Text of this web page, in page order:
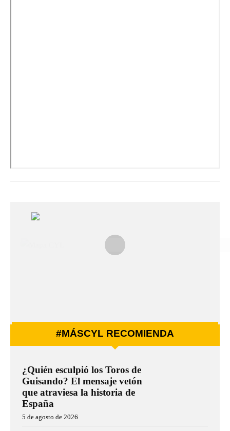
#MÁSCYL RECOMIENDA
¿Quién esculpió los Toros de
Guisando? El mensaje vetón
que atraviesa la historia de
España
5 de agosto de 2026